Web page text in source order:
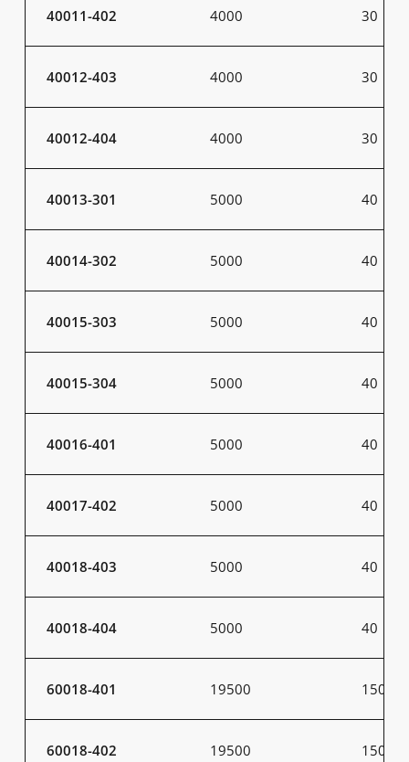
40011-402 4000 30
40012-403 4000 30
40012-404 4000 30
40013-301 5000 40
40014-302 5000 40
40015-303 5000 40
40015-304 5000 40
40016-401 5000 40
40017-402 5000 40
40018-403 5000 40
40018-404 5000 40
60018-401 19500 150
60018-402 19500 150